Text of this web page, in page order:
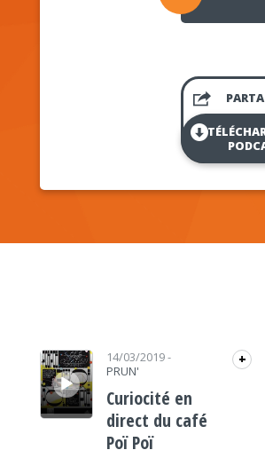
Lecteur audio 14/03/2019-
PRUN'
+
Curiocité en
direct du café
Poï Poï